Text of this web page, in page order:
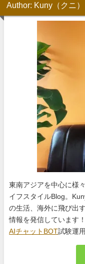
Author: Kuny（クニ
東南アジアを中心に様
イフスタイルBlog。
の生活、海外に飛び出
情報を発信しています！
AIチャットBOT試験運